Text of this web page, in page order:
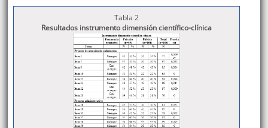
Tabla 2
Resultados instrumento dimensión científico-clínica